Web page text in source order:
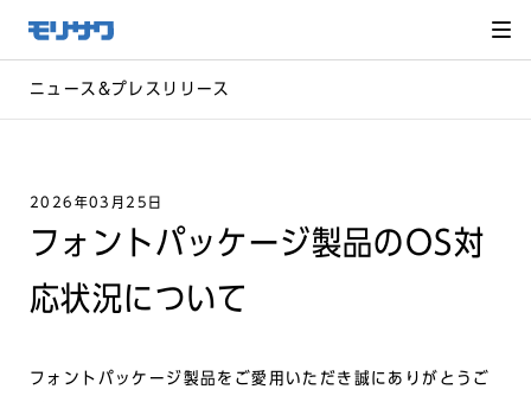
メ
ニュー
飛ばし
へ移動
ニュース&プレスリリース
2026年03月25日
フォントパッケージ製品のOS対
応状況について
フォントパッケージ製品をご愛用いただき誠にありがとうご